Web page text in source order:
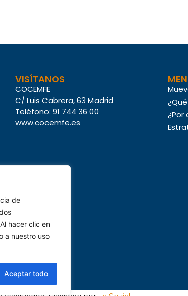
de
hacer clic en
a nuestro uso
Aceptar todo
VISÍTANOS
COCEMFE
C/ Luis Cabrera, 63 Madrid
Teléfono: 91 744 36 00
www.cocemfe.es
¿Por